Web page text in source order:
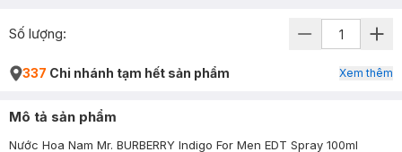
Số lượng:
337 Chi nhánh tạm hết sản phẩm Xem thêm
Mô tả sản phẩm
Nước Hoa Nam Mr. BURBERRY Indigo For Men EDT Spray 100ml